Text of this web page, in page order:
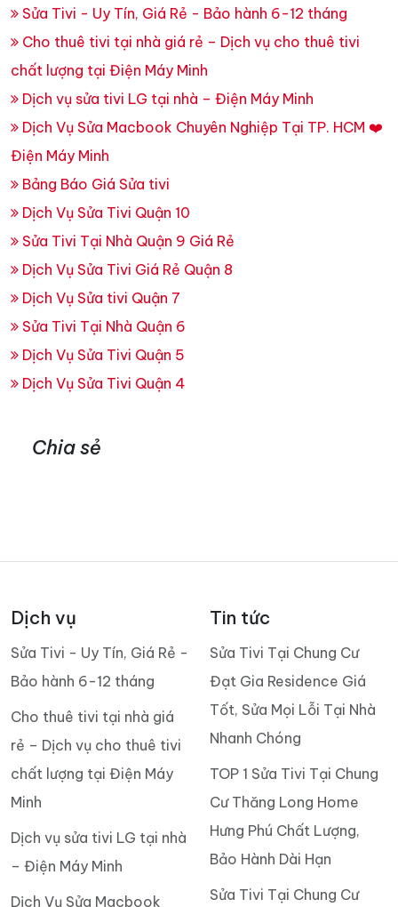
Sửa Tivi - Uy Tín, Giá Rẻ - Bảo hành 6-12 tháng
Cho thuê tivi tại nhà giá rẻ – Dịch vụ cho thuê tivi
chất lượng tại Điện Máy Minh
Dịch vụ sửa tivi LG tại nhà – Điện Máy Minh
Dịch Vụ Sửa Macbook Chuyên Nghiệp Tại TP. HCM ❤️
Điện Máy Minh
Bảng Báo Giá Sửa tivi
Dịch Vụ Sửa Tivi Quận 10
Sửa Tivi Tại Nhà Quận 9 Giá Rẻ
Dịch Vụ Sửa Tivi Giá Rẻ Quận 8
Dịch Vụ Sửa tivi Quận 7
Sửa Tivi Tại Nhà Quận 6
Dịch Vụ Sửa Tivi Quận 5
Dịch Vụ Sửa Tivi Quận 4
Chia sẻ
Dịch vụ
Sửa Tivi - Uy Tín, Giá Rẻ -
Bảo hành 6-12 tháng
Cho thuê tivi tại nhà giá
rẻ – Dịch vụ cho thuê tivi
chất lượng tại Điện Máy
Minh
Dịch vụ sửa tivi LG tại nhà
– Điện Máy Minh
Dịch Vụ Sửa Macbook
Tin tức
Sửa Tivi Tại Chung Cư
Đạt Gia Residence Giá
Tốt, Sửa Mọi Lỗi Tại Nhà
Nhanh Chóng
TOP 1 Sửa Tivi Tại Chung
Cư Thăng Long Home
Hưng Phú Chất Lượng,
Bảo Hành Dài Hạn
Sửa Tivi Tại Chung Cư